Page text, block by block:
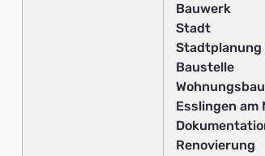
Bauwerk
Stadt
Stadtplanung
Baustelle
Wohnungsbau
Esslingen am
Renovierung